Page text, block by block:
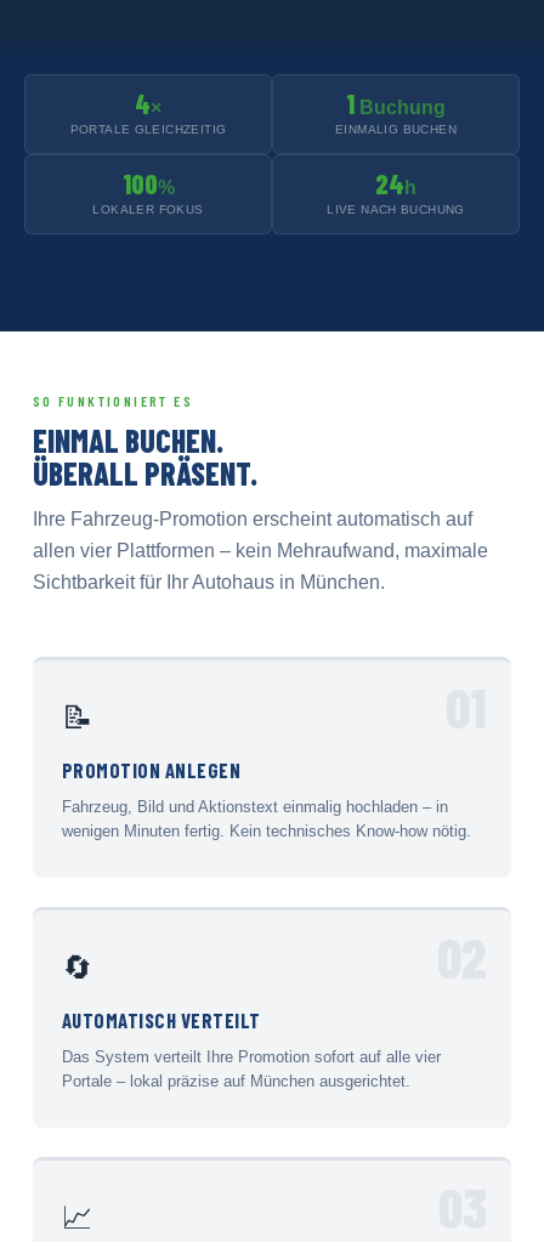
4×
PORTALE GLEICHZEITIG
1 Buchung
EINMALIG BUCHEN
100%
LOKALER FOKUS
24 h
LIVE NACH BUCHUNG
SO FUNKTIONIERT ES
EINMAL BUCHEN.
ÜBERALL PRÄSENT.
Ihre Fahrzeug-Promotion erscheint automatisch auf
allen vier Plattformen – kein Mehraufwand, maximale
Sichtbarkeit für Ihr Autohaus in München.
📝
PROMOTION ANLEGEN
Fahrzeug, Bild und Aktionstext einmalig hochladen – in
wenigen Minuten fertig. Kein technisches Know-how nötig.
🔄
AUTOMATISCH VERTEILT
Das System verteilt Ihre Promotion sofort auf alle vier
Portale – lokal präzise auf München ausgerichtet.
📈